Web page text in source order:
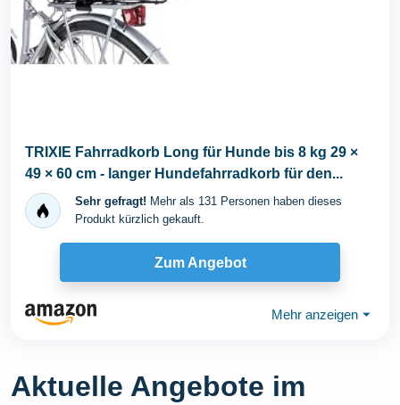
TRIXIE Fahrradkorb Long für Hunde bis 8 kg 29 ×
49 × 60 cm - langer Hundefahrradkorb für den...
Sehr gefragt! Mehr als 131 Personen haben dieses
Produkt kürzlich gekauft.
Zum Angebot
Mehr anzeigen ⏷
Aktuelle Angebote im